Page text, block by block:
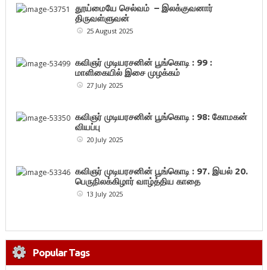
தூய்மையே செல்வம் – இலக்குவனார்
திருவள்ளுவன்
25 August 2025
கவிஞர் முடியரசனின் பூங்கொடி : 99 :
மாளிகையில் இசை முழக்கம்
27 July 2025
கவிஞர் முடியரசனின் பூங்கொடி : 98: கோமகன்
வியப்பு
20 July 2025
கவிஞர் முடியரசனின் பூங்கொடி : 97. இயல் 20.
பெருநிலக்கிழார் வாழ்த்திய காதை
13 July 2025
Popular Tags